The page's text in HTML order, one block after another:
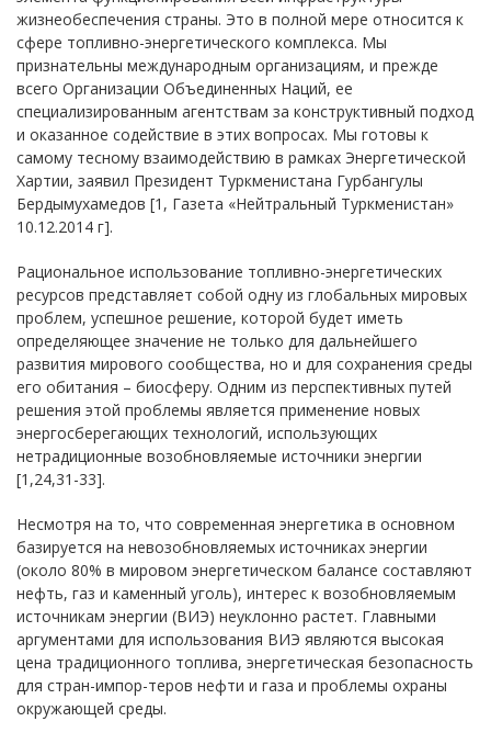
жизнеобеспечения страны. Это в полной мере относится к
сфере топливно-энергетического комплекса. Мы
признательны международным организациям, и прежде
всего Организации Объединенных Наций, ее
специализированным агентствам за конструктивный подход
и оказанное содействие в этих вопросах. Мы готовы к
самому тесному взаимодействию в рамках Энергетической
Хартии, заявил Президент Туркменистана Гурбангулы
Бердымухамедов [1, Газета «Нейтральный Туркменистан»
10.12.2014 г].
Рациональное использование топливно-энергетических
ресурсов представляет собой одну из глобальных мировых
проблем, успешное решение, которой будет иметь
определяющее значение не только для дальнейшего
развития мирового сообщества, но и для сохранения среды
его обитания – биосферу. Одним из перспективных путей
решения этой проблемы является применение новых
энергосберегающих технологий, использующих
нетрадиционные возобновляемые источники энергии
[1,24,31-33].
Несмотря на то, что современная энергетика в основном
базируется на невозобновляемых источниках энергии
(около 80% в мировом энергетическом балансе составляют
нефть, газ и каменный уголь), интерес к возобновляемым
источникам энергии (ВИЭ) неуклонно растет. Главными
аргументами для использования ВИЭ являются высокая
цена традиционного топлива, энергетическая безопасность
для стран-импор-теров нефти и газа и проблемы охраны
окружающей среды.